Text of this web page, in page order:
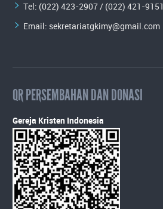
Tel: (022) 423-2907 / (022) 421-9151
Email: sekretariatgkimy@gmail.com
QR PERSEMBAHAN DAN DONASI
Gereja Kristen Indonesia